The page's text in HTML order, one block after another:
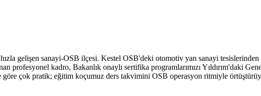
gelişen sanayi-OSB ilçesi. Kestel OSB'deki otomotiv yan sanayi
profesyonel kadro, Bakanlık onaylı sertifika programlarımızı Yıldırım'daki
göre çok pratik; eğitim koçumuz ders takvimini OSB operasyon ritmiyle